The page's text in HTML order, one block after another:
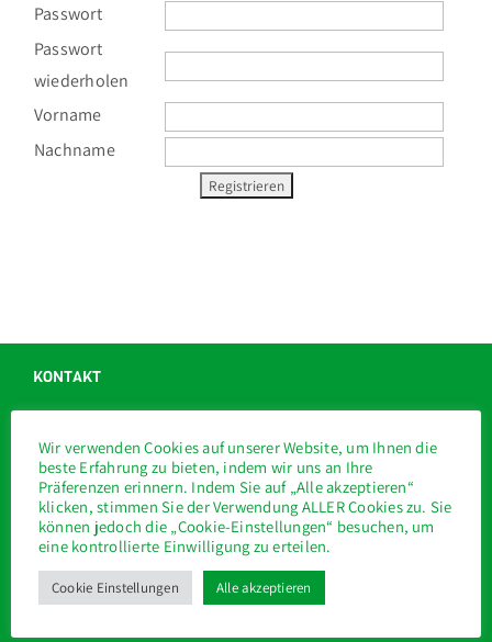
Passwort
Passwort
wiederholen
Vorname
Nachname
KONTAKT
Tennisschule Stetzer
Konrad-Adenauer-Str. 5c
61191 Rosbach
Telefon: 06003 930710
E-Mail: info@tennisschule-stetzer.de
Wir verwenden Cookies auf unserer Website, um Ihnen die
beste Erfahrung zu bieten, indem wir uns an Ihre
Präferenzen erinnern. Indem Sie auf „Alle akzeptieren“
klicken, stimmen Sie der Verwendung ALLER Cookies zu. Sie
können jedoch die „Cookie-Einstellungen“ besuchen, um
eine kontrollierte Einwilligung zu erteilen.
Cookie Einstellungen Alle akzeptieren